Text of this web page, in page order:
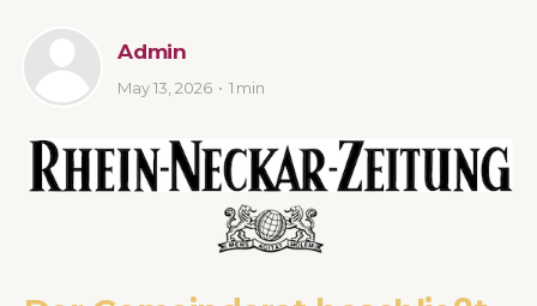
Admin
May 13, 2026 1 min